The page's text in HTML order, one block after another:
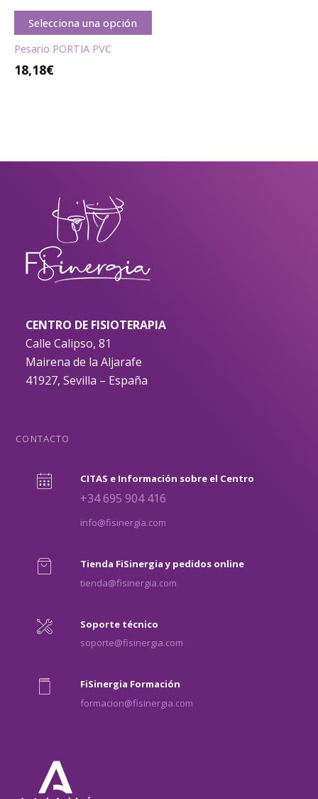
Selecciona una opción
Pesario PORTIA PVC
18,18€
CENTRO DE FISIOTERAPIA
Calle Calipso, 81
Mairena de la Aljarafe
41927, Sevilla – España
CONTACTO
CITAS e Información sobre el Centro
+34 695 904 416
info@fisinergia.com
Tienda FiSinergia y pedidos online
tienda@fisinergia.com
Soporte técnico
soporte@fisinergia.com
FiSinergia Formación
formacion@fisinergia.com